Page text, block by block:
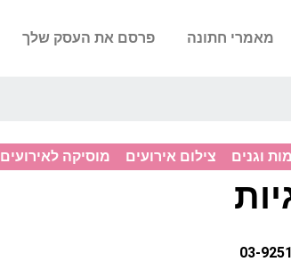
מאמרי חתונה פרסם את העסק שלך
וגנים צילום אירועים מוסיקה לאירועים